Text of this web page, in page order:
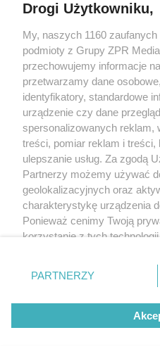
Zakroki – opis
Najczęściej
Drogi Użytkowniku,
My, naszych 1160
podmioty z Grupy ZPR
przechowujemy informacje
przetwarzamy dane
identyfikatory, standardowe
urządzenie czy dane
spersonalizowanych reklam,
treści, pomiar reklam i treści,
ulepszanie usług. Za zgodą
Partnerzy możemy używać
geolokalizacyjnych oraz
charakterystykę urządzenia
Ponieważ cenimy Twoją
korzystanie z tych
zmienić/wycofać klikając
znajdujący się w lewym
rodzaje przetwarzania
użytkownika, ale masz
przetwarzaniu. Preferencje
PARTNERZY